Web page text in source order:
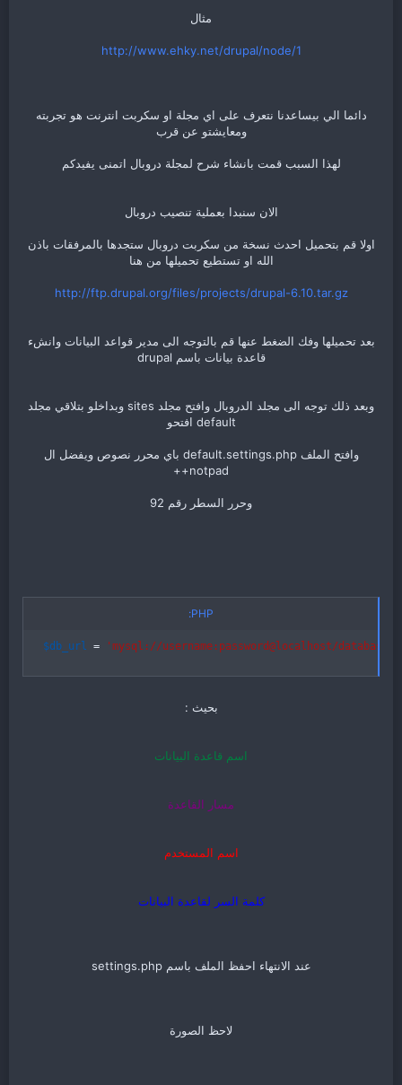
مثال
http://www.ehky.net/drupal/node/1
دائما الي بيساعدنا نتعرف على اي مجلة او سكربت انترنت هو تجربته
ومعايشتو عن قرب
لهذا السبب قمت بانشاء شرح لمجلة دروبال اتمنى يفيدكم
الان سنبدا بعملية تنصيب دروبال
اولا قم بتحميل احدث نسخة من سكربت دروبال ستجدها بالمرفقات باذن
الله او تستطيع تحميلها من هنا
http://ftp.drupal.org/files/projects/drupal-6.10.tar.gz
بعد تحميلها وفك الضغط عنها قم بالتوجه الى مدير قواعد البيانات وانشء
قاعدة بيانات باسم drupal
وبعد ذلك توجه الى مجلد الدروبال وافتح مجلد sites وبداخلو بتلاقي مجلد
default افتحو
وافتح الملف default.settings.php باي محرر نصوص ويفضل ال
notpad++
وحرر السطر رقم 92
PHP:
$db_url = 'mysql://username:password@localhost/
بحيث :
اسم قاعدة البيانات
مسار القاعدة
اسم المستخدم
كلمة السر لقاعدة البيانات
عند الانتهاء احفظ الملف باسم settings.php
لاحظ الصورة